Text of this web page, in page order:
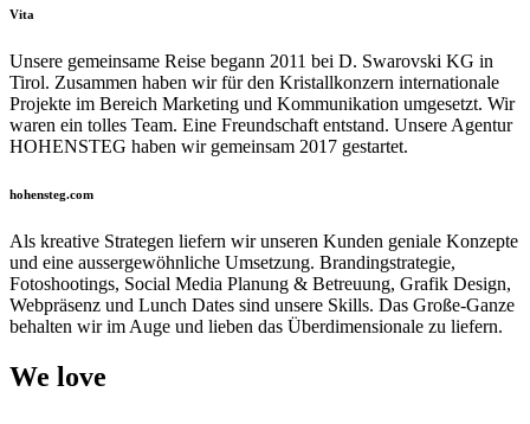
Vita
Unsere gemeinsame Reise begann 2011 bei D. Swarovski KG in
Tirol. Zusammen haben wir für den Kristallkonzern internationale
Projekte im Bereich Marketing und Kommunikation umgesetzt. Wir
waren ein tolles Team. Eine Freundschaft entstand. Unsere Agentur
HOHENSTEG haben wir gemeinsam 2017 gestartet.
hohensteg.com
Als kreative Strategen liefern wir unseren Kunden geniale Konzepte
und eine aussergewöhnliche Umsetzung. Brandingstrategie,
Fotoshootings, Social Media Planung & Betreuung, Grafik Design,
Webpräsenz und Lunch Dates sind unsere Skills. Das Große-Ganze
behalten wir im Auge und lieben das Überdimensionale zu liefern.
We love